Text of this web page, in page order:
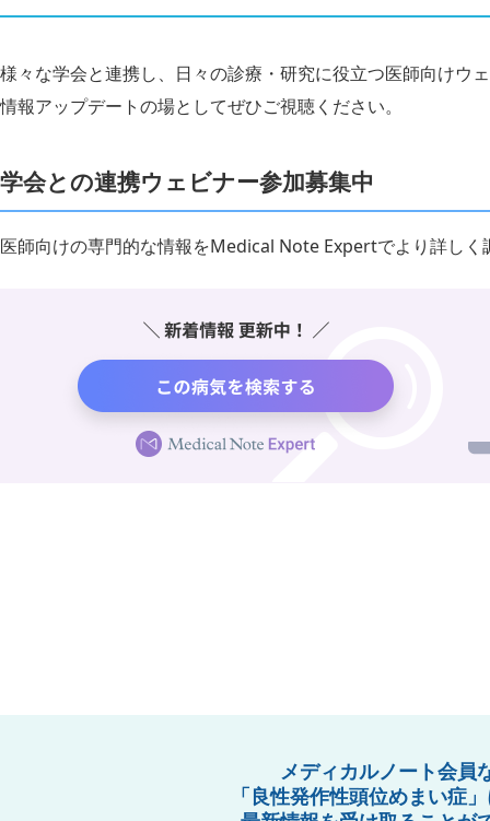
様々な学会と連携し、日々の診療・研究に役立つ医師向けウ
情報アップデートの場としてぜひご視聴ください。
学会との連携ウェビナー参加募集中
医師向けの専門的な情報をMedical Note Expertでより詳しく
メディカルノート会員
「良性発作性頭位めまい症